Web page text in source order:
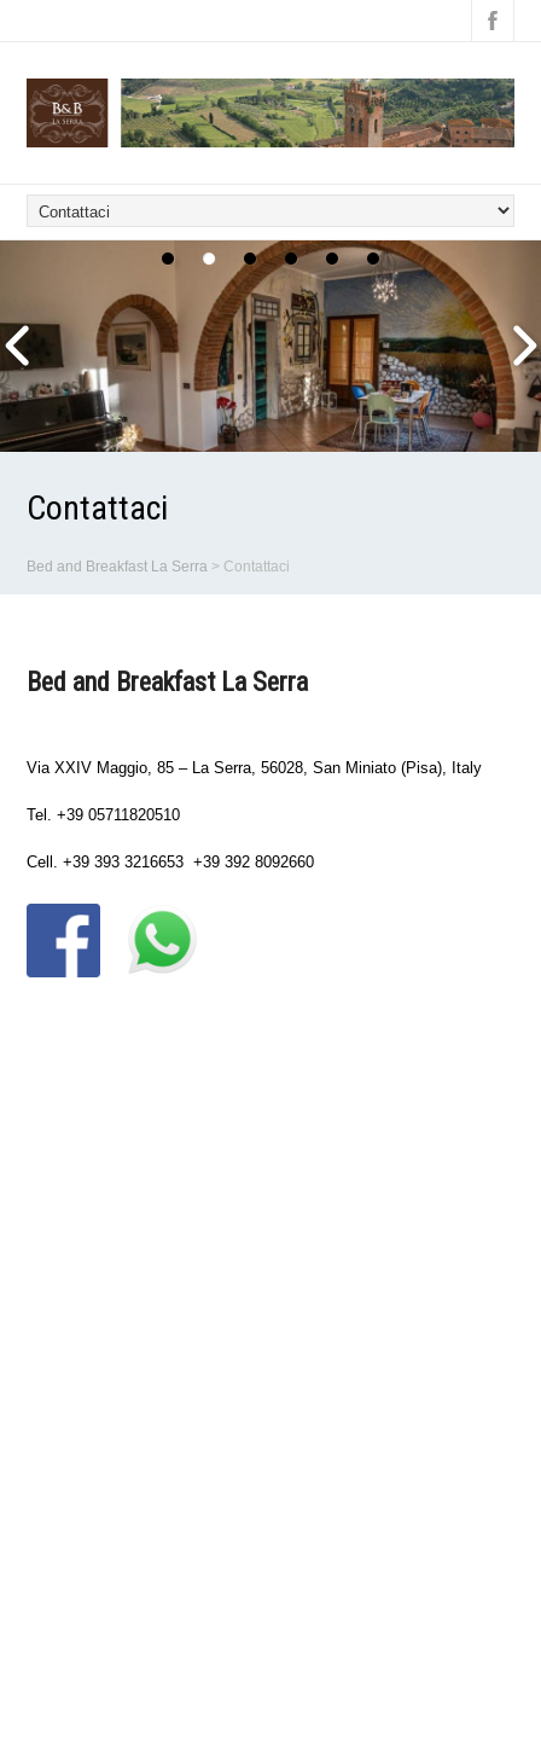
Contattaci
Bed and Breakfast La Serra > Contattaci
Bed and Breakfast La Serra
Via XXIV Maggio, 85 – La Serra, 56028, San Miniato (Pisa), Italy
Tel. +39 05711820510
Cell. +39 393 3216653 +39 392 8092660